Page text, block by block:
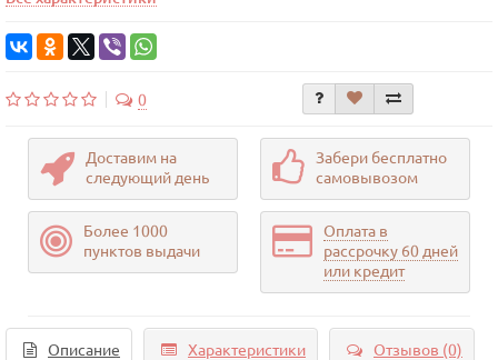
0
Доставим на
следующий день
Забери бесплатно
самовывозом
Более 1000
пунктов выдачи
Оплата в
рассрочку 60 дней
или кредит
Описание Характеристики Отзывов (0)